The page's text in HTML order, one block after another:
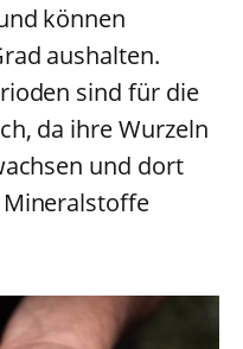
können
aushalten.
sind für die
da ihre Wurzeln
und dort